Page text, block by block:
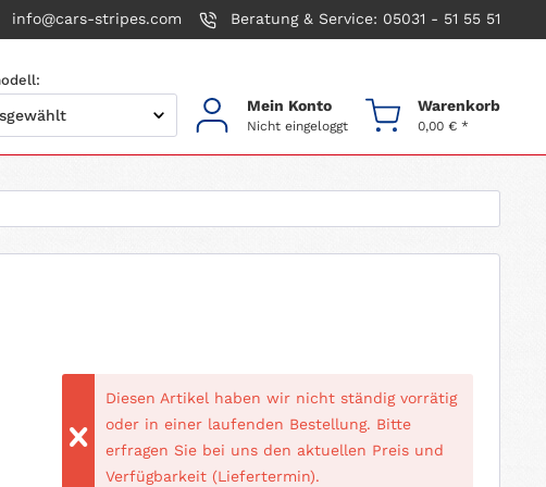
info@cars-stripes.com Beratung & Service: 05031 - 51 55 51
Mein Konto
Nicht eingeloggt
Warenkorb
0,00 € *
Diesen Artikel haben wir nicht ständig vorrätig
oder in einer laufenden Bestellung. Bitte
erfragen Sie bei uns den aktuellen Preis und
Verfügbarkeit (Liefertermin).